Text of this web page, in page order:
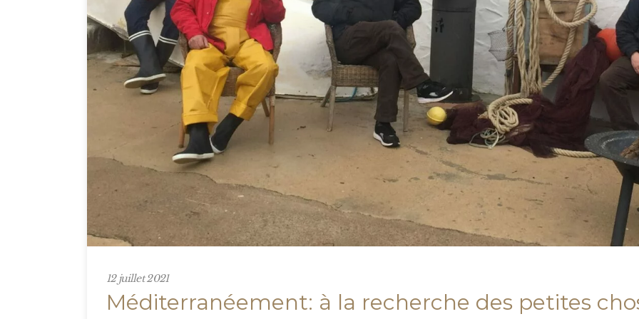
12 juillet 2021
Méditerranéement: à la recherche des petites